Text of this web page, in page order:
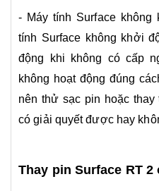
- Máy tính Surface
tính Surface không khởi
động khi không có cấp
không hoạt động đúng
nên thử sạc pin hoặc
có giải quyết được hay
Thay pin Surface RT